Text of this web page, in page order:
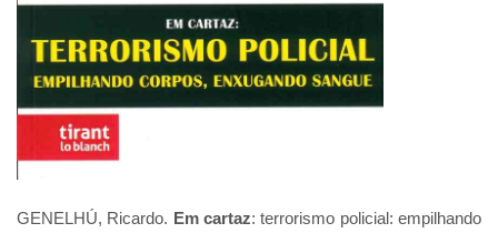
GENELHÚ, Ricardo. Em cartaz: terrorismo policial: empilhando